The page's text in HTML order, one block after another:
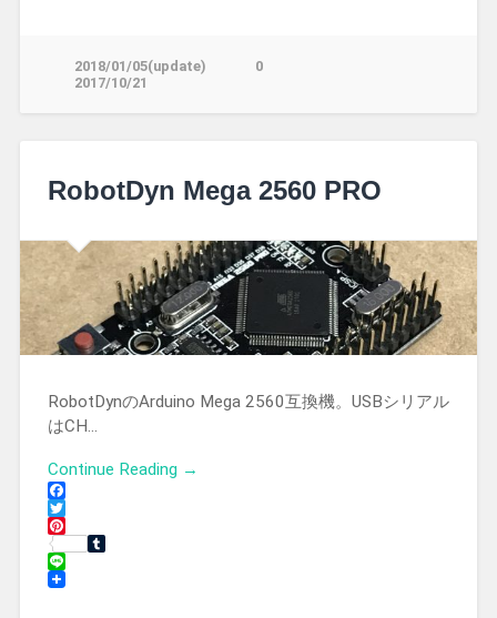
2018/01/05(update)
2017/10/21
0
RobotDyn Mega 2560 PRO
RobotDynのArduino Mega 2560互換機。USBシリアル
はCH…
Continue Reading →
Facebook
Twitter
Pinterest
Tumblr
Line